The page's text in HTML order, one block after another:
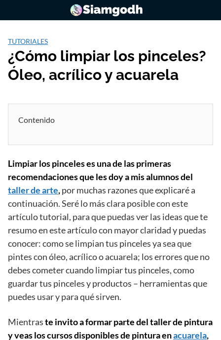
TUTORIALES
¿Cómo limpiar los pinceles?
Óleo, acrílico y acuarela
Contenido
Limpiar los pinceles es una de las primeras
recomendaciones que les doy a mis alumnos del
taller de arte,por muchas razones que explicaré a
continuación. Seré lo más clara posible con este
artículo tutorial, para que puedas ver las ideas que te
resumo en este artículo con mayor claridad y puedas
conocer: como se limpian tus pinceles ya sea que
pintes con óleo, acrílico o acuarela; los errores que no
debes cometer cuando limpiar tus pinceles, como
guardar tus pinceles y productos – herramientas que
puedes usar y para qué sirven.
Mientraste invito a formar parte del taller de pintura
y veas los cursos disponibles de pintura enacuarela,